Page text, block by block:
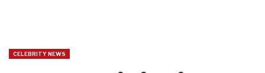
CELEBRITY NEWS